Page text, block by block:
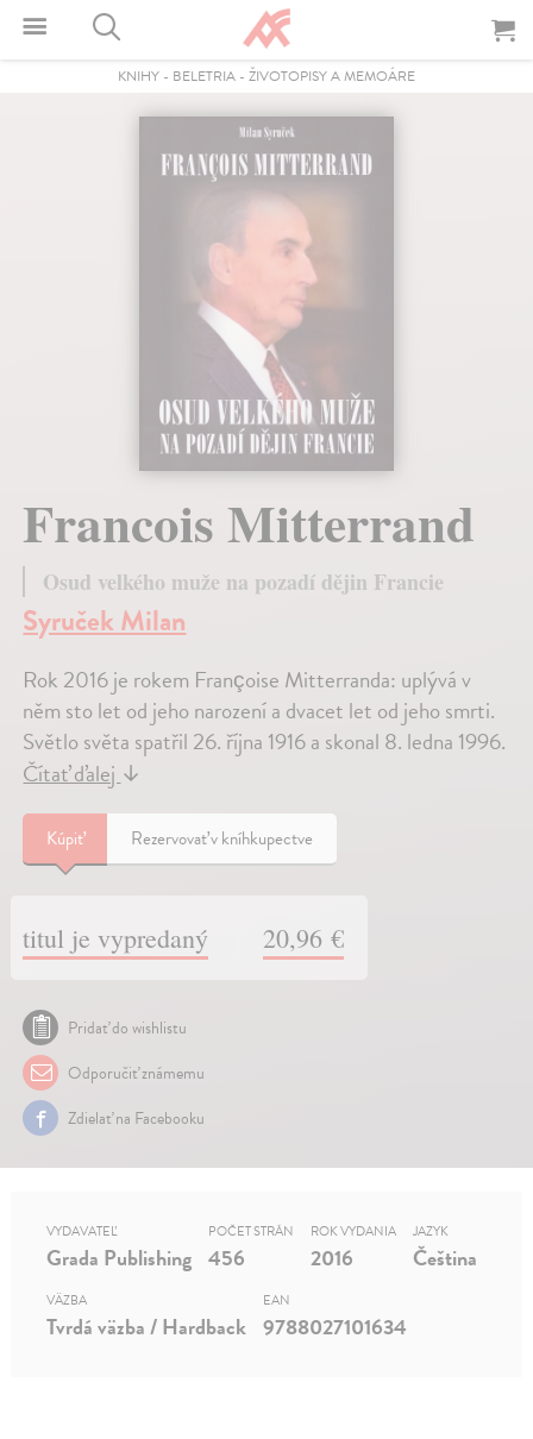
KNIHY - BELETRIA - ŽIVOTOPISY A MEMOÁRE
Francois Mitterrand
Osud velkého muže na pozadí dějin Francie
Syruček Milan
Rok 2016 je rokem Françoise Mitterranda: uplývá v
něm sto let od jeho narození a dvacet let od jeho smrti.
Světlo světa spatřil 26. října 1916 a skonal 8. ledna 1996.
Čítať ďalej↓
Kúpiť Rezervovať v kníhkupectve
titul je vypredaný 20,96 €
Pridať do wishlistu
Odporučiť známemu
Zdielať na Facebooku
VYDAVATEĽ
Grada Publishing
POČET STRÁN
456
ROK VYDANIA
2016
JAZYK
Čeština
VÄZBA
Tvrdá väzba / Hardback
EAN
9788027101634